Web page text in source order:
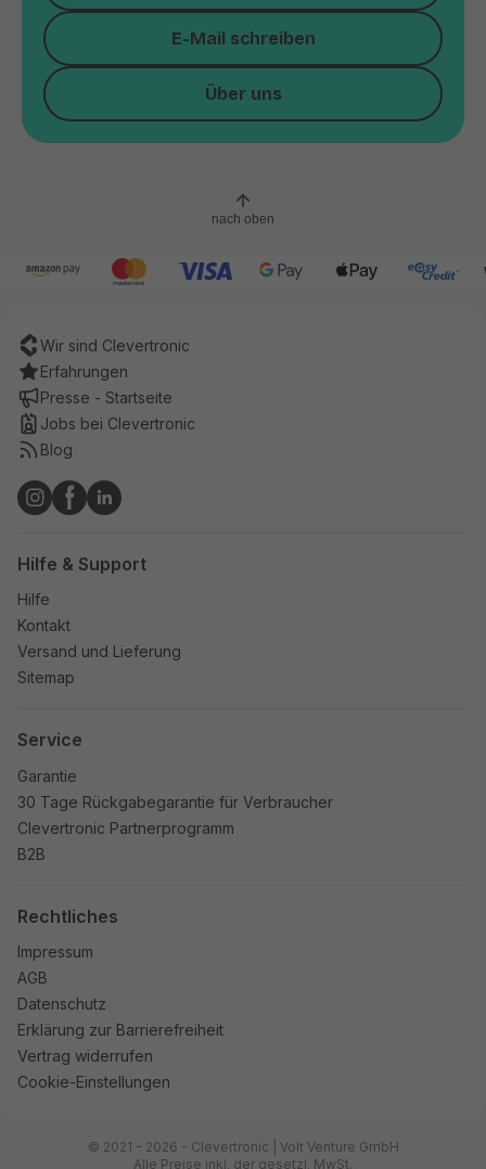
E-Mail schreiben
Über uns
nach oben
Wir sind Clevertronic
Erfahrungen
Presse - Startseite
Jobs bei Clevertronic
Blog
Hilfe & Support
Hilfe
Kontakt
Versand und Lieferung
Sitemap
Service
Garantie
30 Tage Rückgabegarantie für Verbraucher
Clevertronic Partnerprogramm
B2B
Rechtliches
Impressum
AGB
Datenschutz
Erklärung zur Barrierefreiheit
Vertrag widerrufen
Cookie-Einstellungen
© 2021 - 2026 - Clevertronic | Volt Venture GmbH
Alle Preise inkl. der gesetzl. MwSt.